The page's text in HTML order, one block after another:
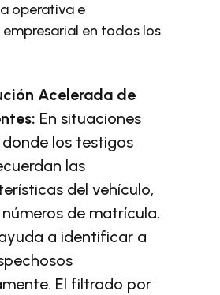
operativa e
en todos los
Acelerada de
En situaciones
donde los testigos
las
del vehículo,
de matrícula,
a identificar a
El filtrado por